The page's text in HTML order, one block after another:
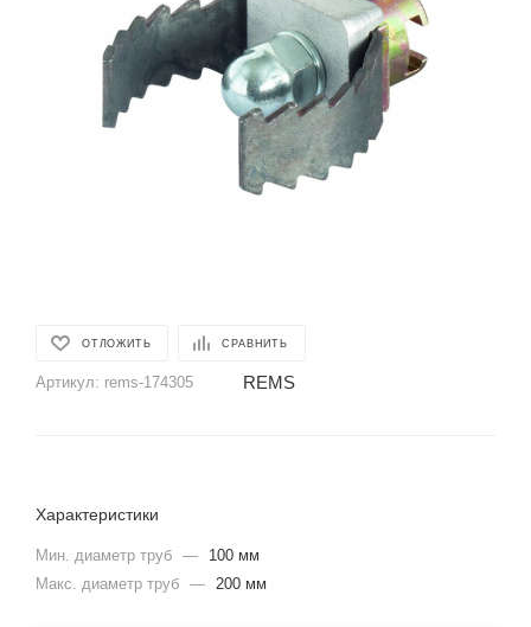
ОТЛОЖИТЬ СРАВНИТЬ
Артикул: rems-174305 REMS
Характеристики
Мин. диаметр труб —
100 мм
Макс. диаметр труб — 200 мм